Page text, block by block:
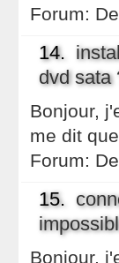
Forum:
14.
dvd sata
Bonjour,
me dit
Forum:
15.
Bonjour,